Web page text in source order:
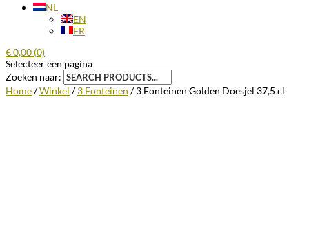
NL
EN
FR
€0,00 (0)
Selecteer een pagina
Zoeken naar:
Home/Winkel /3 Fonteinen / 3 Fonteinen Golden Doesjel 37,5 cl